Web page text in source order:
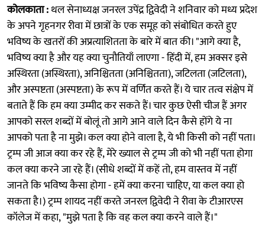
कोलकाता :थल सेनाध्यक्ष जनरल उपेंद्र द्विवेदी ने शनिवार को मध्य प्रदेश
के अपने गृहनगर रीवा में छात्रों के एक समूह को संबोधित करते हुए
भविष्य के खतरों की अप्रत्याशितता के बारे में बात की। "आगे क्या है,
भविष्य क्या है और यह क्या चुनौतियाँ लाएगा - हिंदी में, हम अक्सर इसे
अस्थिरता (अस्थिरता), अनिश्चितता (अनिश्चितता), जटिलता (जटिलता),
और अस्पष्टता (अस्पष्टता) के रूप में वर्णित करते हैं। ये चार तत्व संक्षेप में
बताते हैं कि हम क्या उम्मीद कर सकते हैं। चार कुछ ऐसी चीज हैं अगर
आपको सरल शब्दों में बोलूं तो आगे आने वाले दिन कैसे होंगे ये ना
आपको पता है ना मुझे। कल क्या होने वाला है, ये भी किसी को नहीं पता।
ट्रम्प जी आज क्या कर रहे हैं, मेरे ख्याल से ट्रम्प जी को भी नहीं पता होगा
कल क्या करने जा रहे हैं। (सीधे शब्दों में कहें तो, हम वास्तव में नहीं
जानते कि भविष्य कैसा होगा - हमें क्या करना चाहिए, या कल क्या हो
सकता है।) ट्रम्प शायद नहीं करते जनरल द्विवेदी ने रीवा के टीआरएस
कॉलेज में कहा, "मुझे पता है कि वह कल क्या करने वाले हैं।"